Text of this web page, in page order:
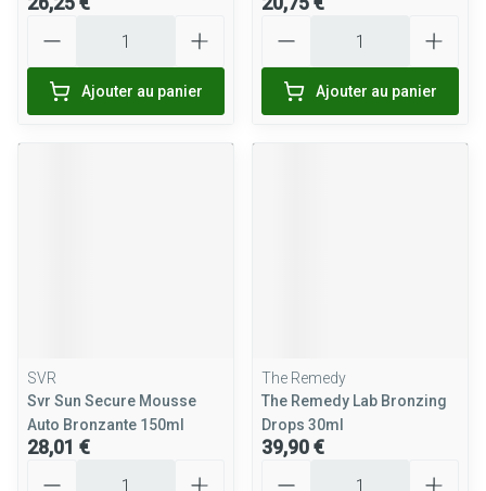
Ajouter au panier Ajouter au panier
SVR
Svr Sun Secure Mousse
Auto Bronzante 150ml
28,01 €
The Remedy
The Remedy Lab Bronzing
Drops 30ml
39,90 €